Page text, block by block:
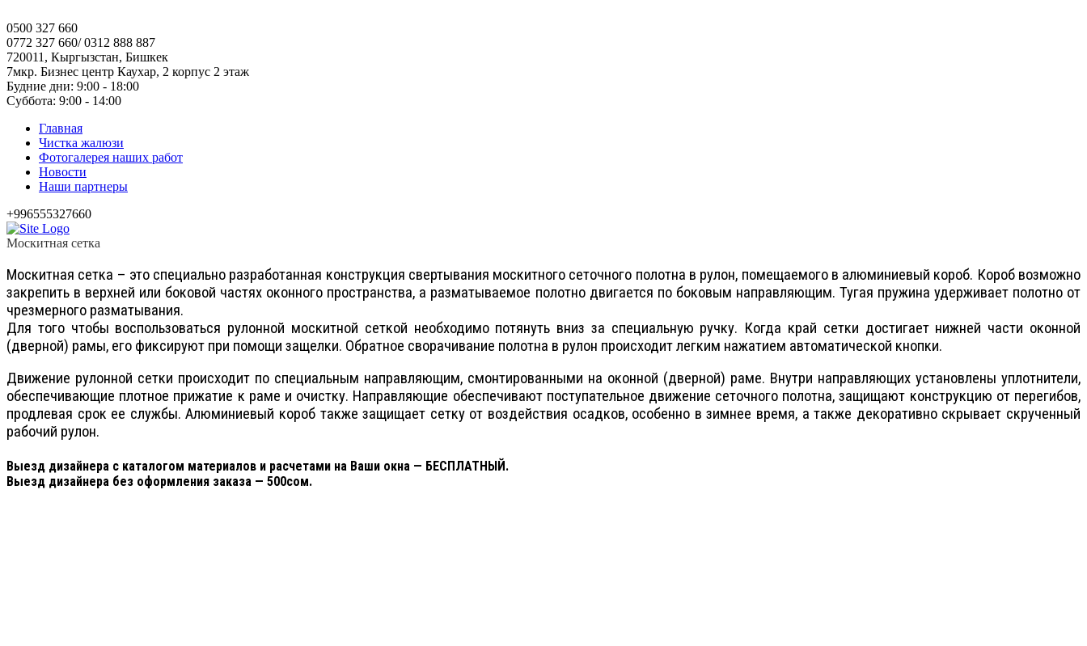
0500 327 660
0772 327 660/ 0312 888 887
720011, Кыргызстан, Бишкек
7мкр. Бизнес центр Каухар, 2 корпус 2 этаж
Будние дни: 9:00 - 18:00
Суббота: 9:00 - 14:00
Главная
Чистка жалюзи
Фотогалерея наших работ
Новости
Наши партнеры
+996555327660
Москитная сетка
Москитная сетка – это специально разработанная конструкция свертывания москитного сеточного полотна в рулон, помещаемого в алюминиевый короб. Короб возможно
закрепить в верхней или боковой частях оконного пространства, а разматываемое полотно двигается по боковым направляющим. Тугая пружина удерживает полотно от
чрезмерного разматывания.
Для того чтобы воспользоваться рулонной москитной сеткой необходимо потянуть вниз за специальную ручку. Когда край сетки достигает нижней части оконной
(дверной) рамы, его фиксируют при помощи защелки. Обратное сворачивание полотна в рулон происходит легким нажатием автоматической кнопки.
Движение рулонной сетки происходит по специальным направляющим, смонтированными на оконной (дверной) раме. Внутри направляющих установлены уплотнители,
обеспечивающие плотное прижатие к раме и очистку. Направляющие обеспечивают поступательное движение сеточного полотна, защищают конструкцию от перегибов,
продлевая срок ее службы. Алюминиевый короб также защищает сетку от воздействия осадков, особенно в зимнее время, а также декоративно скрывает скрученный
рабочий рулон.
Выезд дизайнера с каталогом материалов и расчетами на Ваши окна — БЕСПЛАТНЫЙ.
Выезд дизайнера без оформления заказа — 500сом.